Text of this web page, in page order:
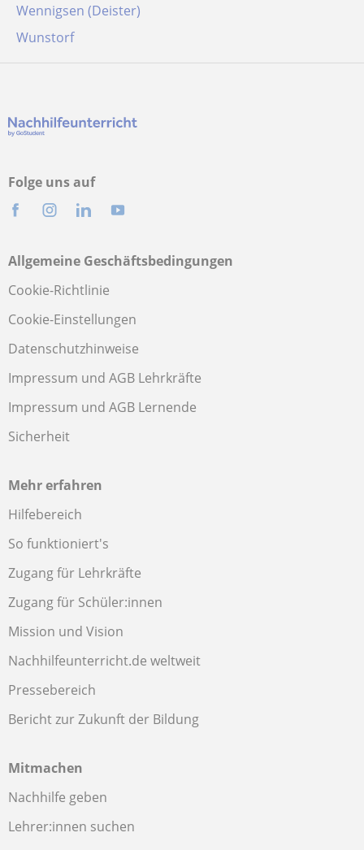
Wennigsen (Deister)
Wunstorf
Folge uns auf
Allgemeine Geschäftsbedingungen
Cookie-Richtlinie
Cookie-Einstellungen
Datenschutzhinweise
Impressum und AGB Lehrkräfte
Impressum und AGB Lernende
Sicherheit
Mehr erfahren
Hilfebereich
So funktioniert's
Zugang für Lehrkräfte
Zugang für Schüler:innen
Mission und Vision
Nachhilfeunterricht.de weltweit
Pressebereich
Bericht zur Zukunft der Bildung
Mitmachen
Nachhilfe geben
Lehrer:innen suchen